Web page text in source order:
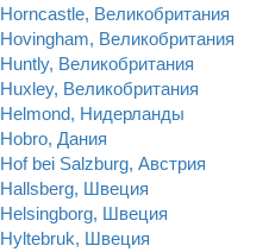
Horncastle, Великобритания
Hovingham, Великобритания
Huntly, Великобритания
Huxley, Великобритания
Helmond, Нидерланды
Hobro, Дания
Hof bei Salzburg, Австрия
Hallsberg, Швеция
Helsingborg, Швеция
Hyltebruk, Швеция